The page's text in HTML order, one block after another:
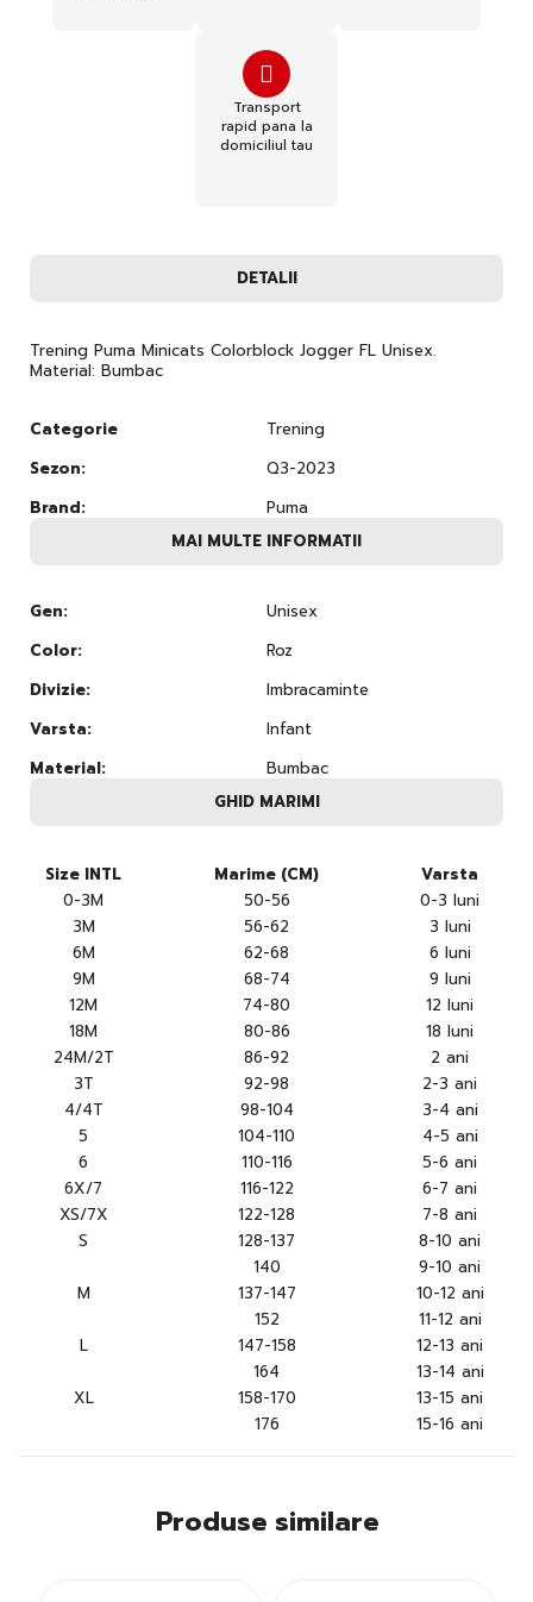
Transport
rapid pana la
domiciliul tau
DETALII
Trening Puma Minicats Colorblock Jogger FL Unisex.
Material: Bumbac
Categorie
Trening
Sezon:
Q3-2023
Brand:
Puma
MAI MULTE INFORMATII
Gen:
Unisex
Color:
Roz
Divizie:
Imbracaminte
Varsta:
Infant
Material:
Bumbac
GHID MARIMI
Size INTL Marime (CM)
Varsta
0-3M
50-56
0-3 luni
3M
56-62
3 luni
6M
62-68
6 luni
9M
68-74
9 luni
12M
74-80
12 luni
18M
80-86
18 luni
24M/2T
86-92
2 ani
3T
92-98
2-3 ani
4/4T
98-104
3-4 ani
5
104-110
4-5 ani
6
110-116
5-6 ani
6X/7
116-122
6-7 ani
XS/7X
122-128
7-8 ani
S
128-137
8-10 ani
140
9-10 ani
M
137-147
10-12 ani
152
11-12 ani
L
147-158
12-13 ani
164
13-14 ani
XL
158-170
13-15 ani
176
15-16 ani
Produse similare